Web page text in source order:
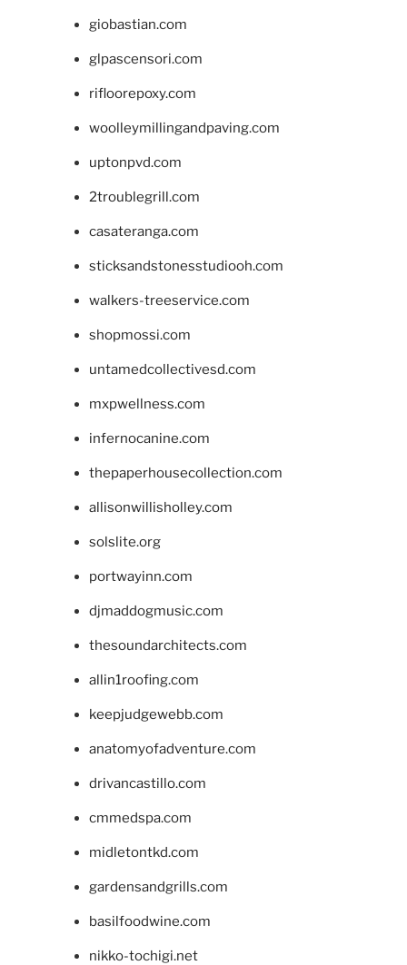
giobastian.com
glpascensori.com
rifloorepoxy.com
woolleymillingandpaving.com
uptonpvd.com
2troublegrill.com
casateranga.com
sticksandstonesstudiooh.com
walkers-treeservice.com
shopmossi.com
untamedcollectivesd.com
mxpwellness.com
infernocanine.com
thepaperhousecollection.com
allisonwillisholley.com
solslite.org
portwayinn.com
djmaddogmusic.com
thesoundarchitects.com
allin1roofing.com
keepjudgewebb.com
anatomyofadventure.com
drivancastillo.com
cmmedspa.com
midletontkd.com
gardensandgrills.com
basilfoodwine.com
nikko-tochigi.net